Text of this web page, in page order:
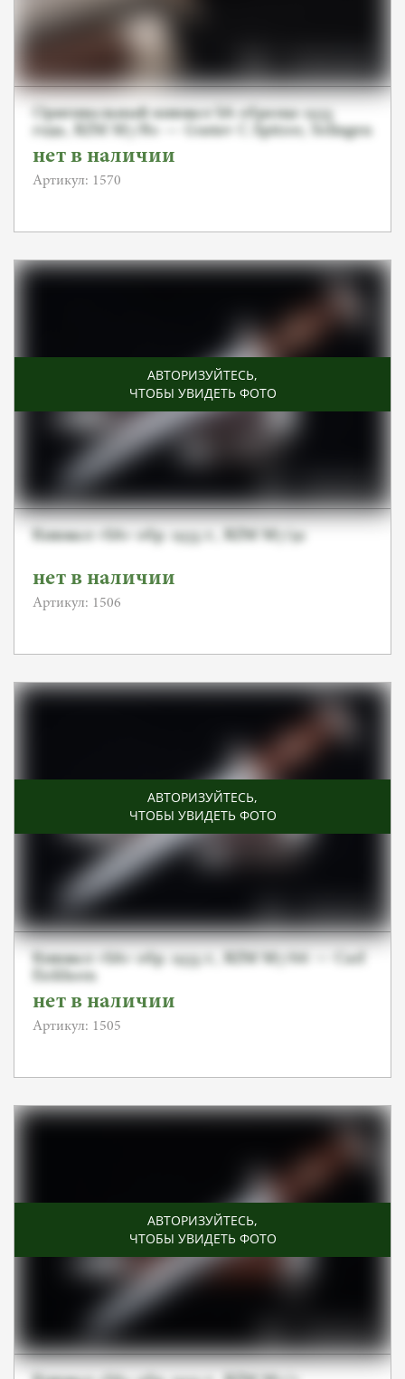
Оригинальный кинжал SA образца 1933
года, RZM M7/80 — Gustav C.Spitzer, Solingen
нет в наличии
Артикул: 1570
АВТОРИЗУЙТЕСЬ,
ЧТОБЫ УВИДЕТЬ ФОТО
Кинжал «SA» обр. 1933 г., RZM M7/91
нет в наличии
Артикул: 1506
АВТОРИЗУЙТЕСЬ,
ЧТОБЫ УВИДЕТЬ ФОТО
Кинжал «SA» обр. 1933 г., RZM M7/66 — Carl
Eickhorn
нет в наличии
Артикул: 1505
АВТОРИЗУЙТЕСЬ,
ЧТОБЫ УВИДЕТЬ ФОТО